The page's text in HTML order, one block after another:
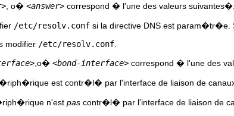
, o� <answer> correspond � l'une des valeurs suivantes�:
/etc/resolv.conf si la directive DNS est param�tr�e.
modifier /etc/resolv.conf
,o� <bond-interface> correspond � l'une des
est contr�l� par l'interface de liaison de
n'est pas contr�l� par l'interface de liaison de